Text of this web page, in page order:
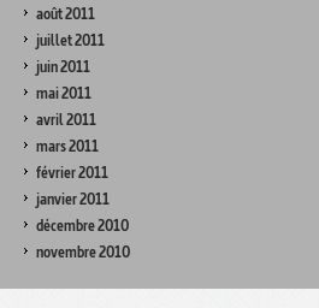
août 2011
juillet 2011
juin 2011
mai 2011
avril 2011
mars 2011
février 2011
janvier 2011
décembre 2010
novembre 2010